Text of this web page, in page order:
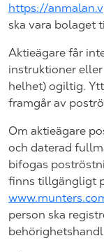
https://
ska vara bolaget
Aktieägare får
instruktioner
helhet) ogiltig.
framgår av
Om aktieägare
och daterad
bifogas
finns tillgängligt
person ska